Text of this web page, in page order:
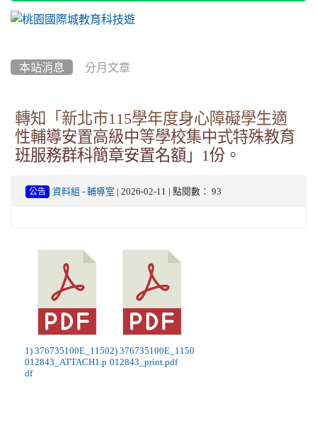
本站消息 分月文章
轉知「新北市115學年度身心障礙學生適
性輔導安置高級中等學校集中式特殊教育
班服務群科簡章安置名額」1份。
公告 資料組 - 輔導室 | 2026-02-11 | 點閱數： 93
1) 376735100E_1150
012843_ATTACH1.p
df
2) 376735100E_1150
012843_print.pdf